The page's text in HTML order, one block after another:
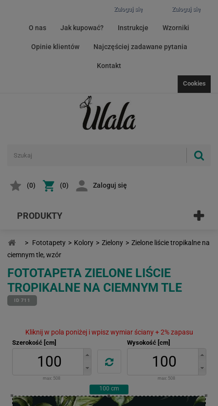
Zaloguj się
Zaloguj się
O nas Jak kupować? Instrukcje Wzorniki
Opinie klientów Najczęściej zadawane pytania
Kontakt
Cookies
(0) (0) Zaloguj się
PRODUKTY
> Fototapety > Kolory > Zielony > Zielone liście tropikalne na
ciemnym tle, wzór
FOTOTAPETA ZIELONE LIŚCIE
TROPIKALNE NA CIEMNYM TLE
ID 711
Kliknij w pola poniżej i wpisz wymiar ściany + 2% zapasu
Szerokość [cm]
max: 508
Wysokość [cm]
max: 508
100 cm